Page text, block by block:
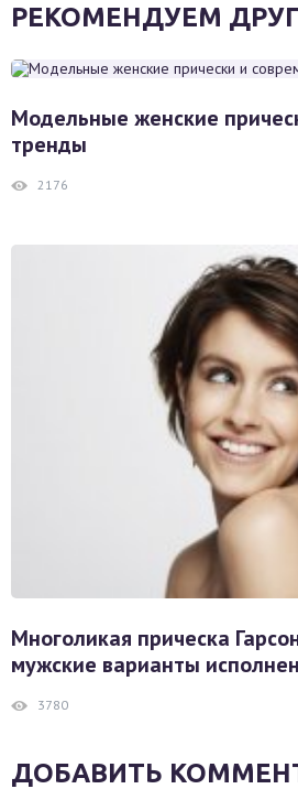
РЕКОМЕНДУЕМ
Модельные женские
тренды
2176
Многоликая прическа
мужские варианты
3780
ДОБАВИТЬ